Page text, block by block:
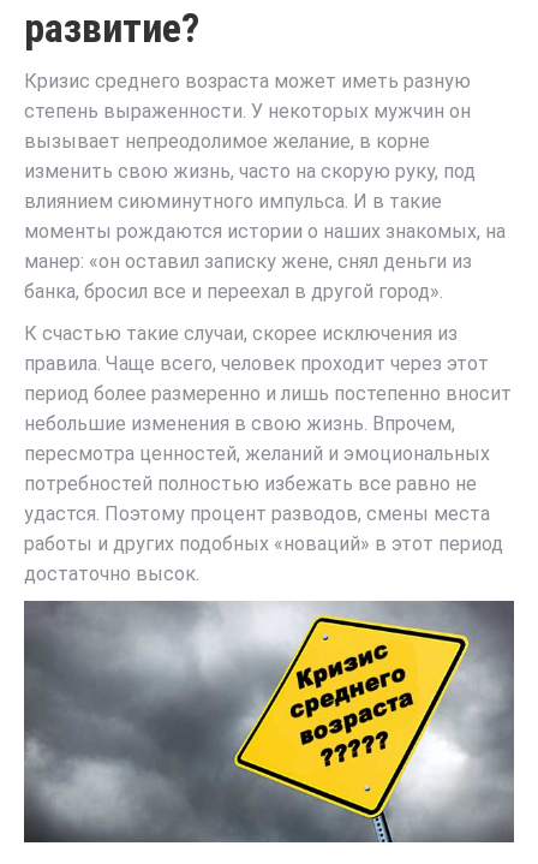
развитие?
Кризис среднего возраста может иметь разную
степень выраженности. У некоторых мужчин он
вызывает непреодолимое желание, в корне
изменить свою жизнь, часто на скорую руку, под
влиянием сиюминутного импульса. И в такие
моменты рождаются истории о наших знакомых, на
манер: «он оставил записку жене, снял деньги из
банка, бросил все и переехал в другой город».
К счастью такие случаи, скорее исключения из
правила. Чаще всего, человек проходит через этот
период более размеренно и лишь постепенно вносит
небольшие изменения в свою жизнь. Впрочем,
пересмотра ценностей, желаний и эмоциональных
потребностей полностью избежать все равно не
удастся. Поэтому процент разводов, смены места
работы и других подобных «новаций» в этот период
достаточно высок.